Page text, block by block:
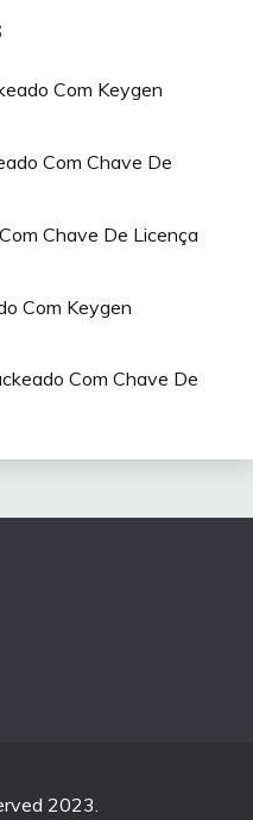
Com Keygen
Com Chave De
Chave De Licença
Com Keygen
Com Chave De
2023.